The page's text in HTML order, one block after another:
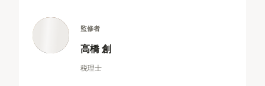
監修者
高橋 創
税理士